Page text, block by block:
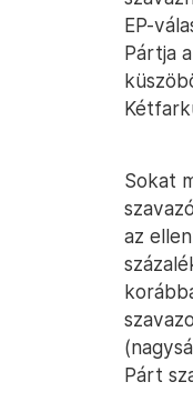
EP-
Pártja
Sokat
az
Párt